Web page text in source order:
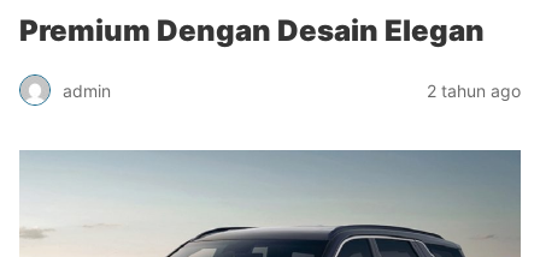
Premium Dengan Desain Elegan
admin 2 tahun ago